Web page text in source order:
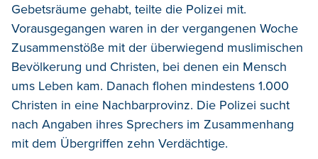
Gebetsräume gehabt, teilte die Polizei mit.
Vorausgegangen waren in der vergangenen Woche
Zusammenstöße mit der überwiegend muslimischen
Bevölkerung und Christen, bei denen ein Mensch
ums Leben kam. Danach flohen mindestens 1.000
Christen in eine Nachbarprovinz. Die Polizei sucht
nach Angaben ihres Sprechers im Zusammenhang
mit dem Übergriffen zehn Verdächtige.